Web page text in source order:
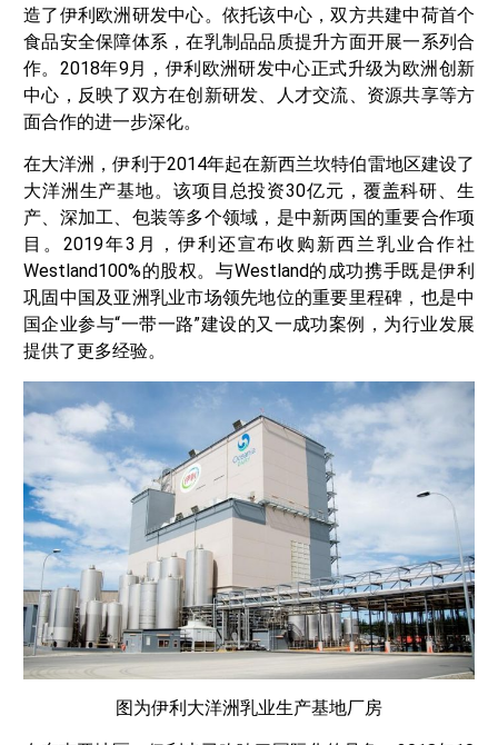
造了伊利欧洲研发中心。依托该中心，双方共建中荷首个
食品安全保障体系，在乳制品品质提升方面开展一系列合
作。2018年9月，伊利欧洲研发中心正式升级为欧洲创新
中心，反映了双方在创新研发、人才交流、资源共享等方
面合作的进一步深化。
在大洋洲，伊利于2014年起在新西兰坎特伯雷地区建设了
大洋洲生产基地。该项目总投资30亿元，覆盖科研、生
产、深加工、包装等多个领域，是中新两国的重要合作项
目。2019年3月，伊利还宣布收购新西兰乳业合作社
Westland100%的股权。与Westland的成功携手既是伊利
巩固中国及亚洲乳业市场领先地位的重要里程碑，也是中
国企业参与“一带一路”建设的又一成功案例，为行业发展
提供了更多经验。
图为伊利大洋洲乳业生产基地厂房